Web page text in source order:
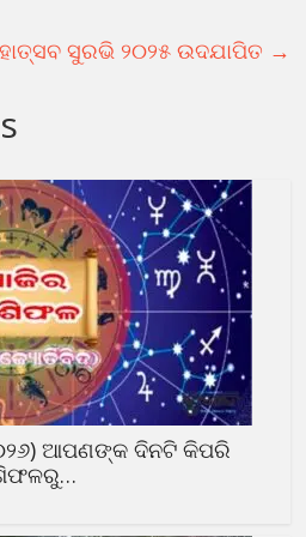
ସୁରଭି ୨୦୨୫ ଉଦଯାପିତ →
ଆପଣଙ୍କ ଦିନଟି କିପରି